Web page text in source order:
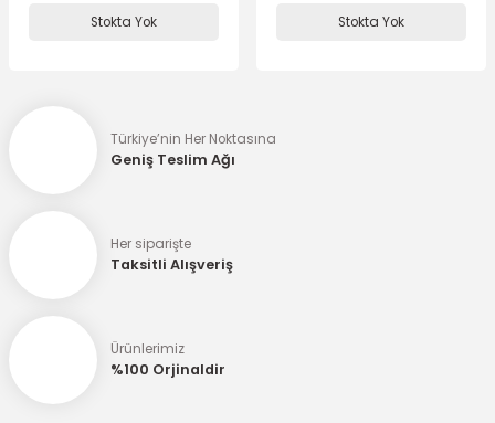
Stokta Yok Stokta Yok
Türkiye’nin Her Noktasına
Geniş Teslim Ağı
Her siparişte
Taksitli Alışveriş
Ürünlerimiz
%100 Orjinaldir